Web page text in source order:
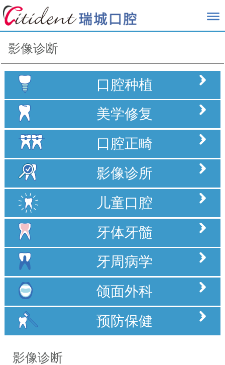
影像诊断
口腔种植
美学修复
口腔正畸
影像诊所
儿童口腔
牙体牙髓
牙周病学
颌面外科
预防保健
影像诊断